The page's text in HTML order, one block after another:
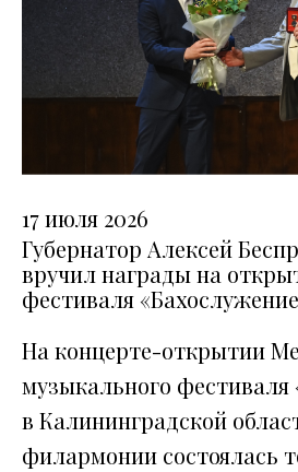
17 июля 2026
Губернатор Алексей
вручил награды на
фестиваля
На концерте-открытии
музыкального фестиваля
в Калининградской
филармонии состоялась